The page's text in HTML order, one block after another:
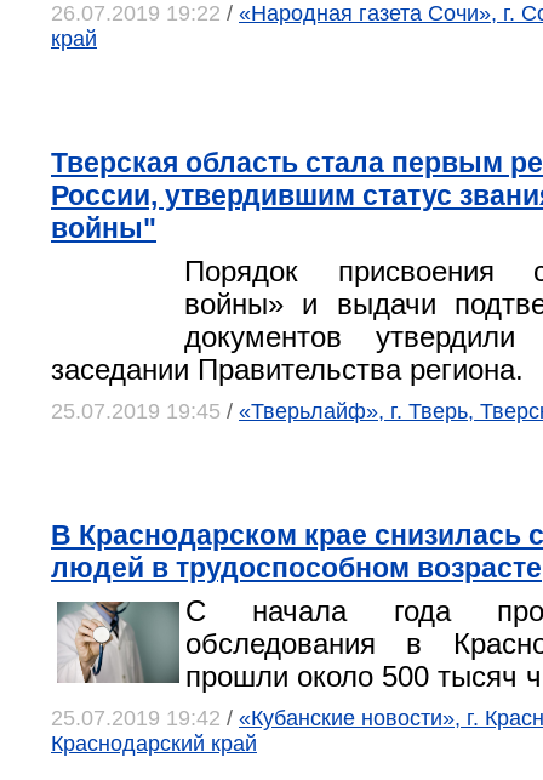
26.07.2019 19:22 / «Народная газета Сочи», г.
край
Тверская область стала первым
России, утвердившим статус
войны"
Порядок присвоения
войны» и выдачи
документов
заседании Правительства региона.
25.07.2019 19:45 / «Тверьлайф», г. Тверь,
В Краснодарском крае снизилась
людей в трудоспособном возрасте
С начала года
обследования в
прошли около 500 тысяч
25.07.2019 19:42 / «Кубанские новости», г.
Краснодарский край